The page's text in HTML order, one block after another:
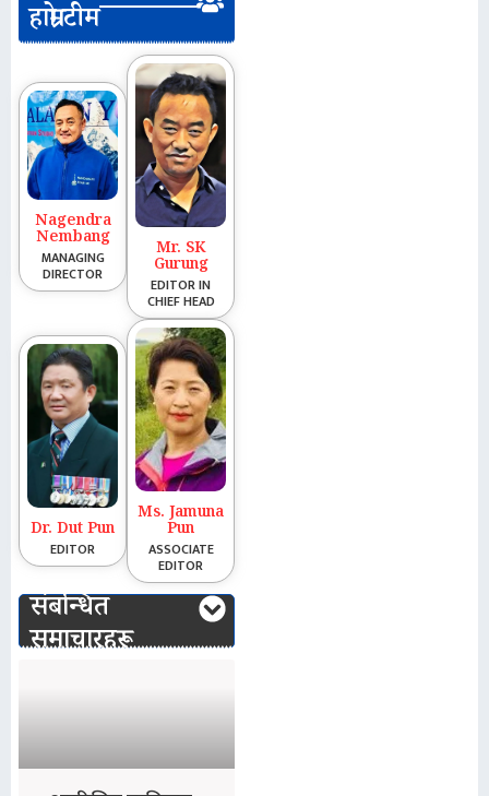
हाम्रो टीम
Nagendra
Nembang
MANAGING
DIRECTOR
Mr. SK
Gurung
EDITOR IN
CHIEF HEAD
Dr. Dut Pun
EDITOR
Ms. Jamuna
Pun
ASSOCIATE
EDITOR
संबन्धित
समाचारहरू